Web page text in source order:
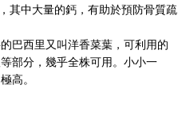
其中大量的鈣，有助於預防骨質疏
巴西里又叫洋香菜葉，可利用的
部分，幾乎全株可用。小小一
高。